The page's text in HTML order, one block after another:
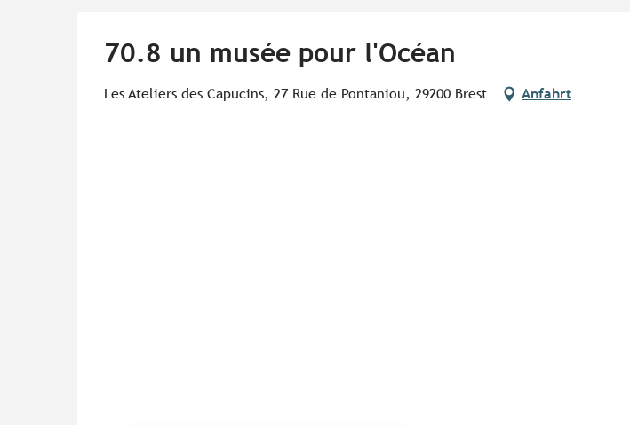
70.8 un musée pour l'Océan
Les Ateliers des Capucins, 27 Rue de Pontaniou, 29200 Brest Anfahrt